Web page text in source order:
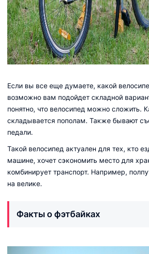
Если вы все еще думаете, какой
возможно вам подойдет складной
понятно, что велосипед можно сложить.
складывается пополам. Также бывают
педали.
Такой велосипед актуален для тех, кто
машине, хочет сэкономить место для
комбинирует транспорт. Например,
на велике.
Факты о фэтбайках